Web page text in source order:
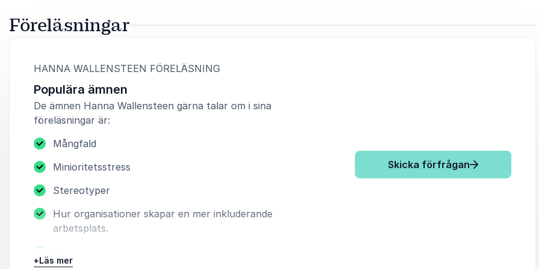
Föreläsningar
HANNA WALLENSTEEN FÖRELÄSNING
Populära ämnen
De ämnen Hanna Wallensteen gärna talar om i sina
föreläsningar är:
Mångfald
Minioritetsstress
Stereotyper
Hur organisationer skapar en mer inkluderande
arbetsplats.
+Läs mer
Skicka förfrågan: Hanna